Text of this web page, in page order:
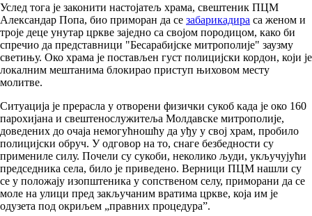
Услед тога је законити настојатељ храма, свештеник ПЦМ
Александар Попа, био приморан да се забарикадира са женом и
троје деце унутар цркве заједно са својом породицом, како би
спречио да представници "Бесарабијске митрополије" заузму
светињу. Око храма је постављен густ полицијски кордон, који је
локалним мештанима блокирао приступ њиховом месту
молитве.
Ситуација је прерасла у отворени физички сукоб када је око 160
парохијана и свештенослужитеља Молдавске митрополије,
доведених до очаја немогућношћу да уђу у свој храм, пробило
полицијски обруч. У одговор на то, снаге безбедности су
примениле силу. Почели су сукоби, неколико људи, укључујући
председника села, било је приведено. Верници ПЦМ нашли су
се у положају изопштеника у сопственом селу, приморани да се
моле на улици пред закључаним вратима цркве, која им је
одузета под окриљем „правних процедура”.